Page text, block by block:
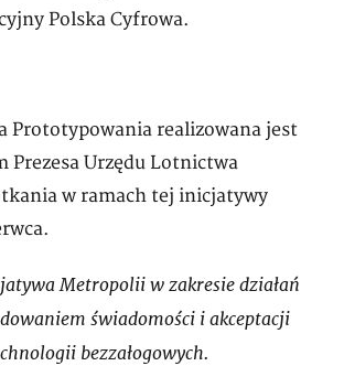
Polska Cyfrowa.
Prototypowania realizowana jest
Prezesa Urzędu Lotnictwa
w ramach tej inicjatywy
Metropolii w zakresie działań
świadomości i akceptacji
bezzałogowych.